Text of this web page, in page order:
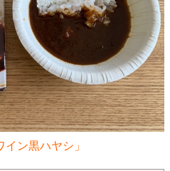
ン黒ハヤシ」